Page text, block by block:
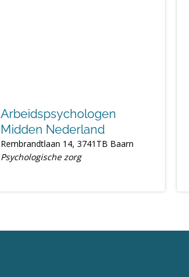
Arbeidspsychologen
Midden Nederland
Rembrandtlaan 14, 3741TB Baarn
Psychologische zorg